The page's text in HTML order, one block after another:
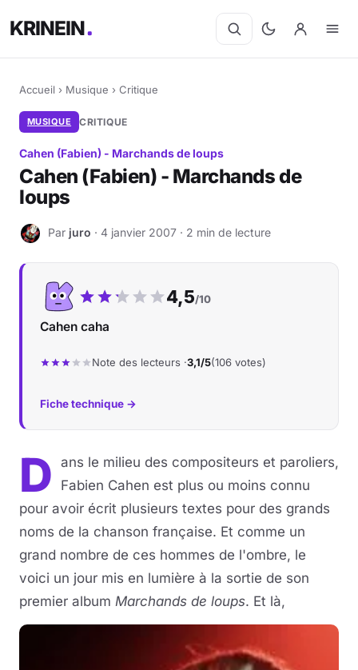
KRINEIN
Accueil › Musique › Critique
MUSIQUE CRITIQUE
Cahen (Fabien) - Marchands de loups
Cahen (Fabien) - Marchands de
loups
J Par juro · 4 janvier 2007 · 2 min de lecture
Notre note :
4,5/10
Cahen caha
Note des lecteurs ·3,1/5(106 votes)
Fiche technique →
D ans le milieu des compositeurs et paroliers,
Fabien Cahen est plus ou moins connu
pour avoir écrit plusieurs textes pour des grands
noms de la chanson française. Et comme un
grand nombre de ces hommes de l'ombre, le
voici un jour mis en lumière à la sortie de son
premier album Marchands de loups. Et là,